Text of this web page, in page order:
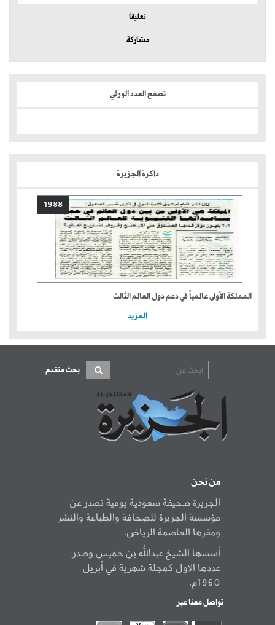
تعليقا
مشاركة
تصفح العدد الورقي
ذاكرة الجزيرة
1988
المملكة الأولى عالمياً في دعم دول العالم الثالث
المزيد
بحث متقدم
من نحن
الجزيرة صحيفة سعودية يومية تصدر عن
مؤسسة الجزيرة للصحافة والطباعة والنشر
ومقرها العاصمة الرياض.
أسسها الشيخ عبدالله بن خميس وصدر
عددها الاول كمجلة شهرية في أبريل
1960م.
تواصل معنا عبر